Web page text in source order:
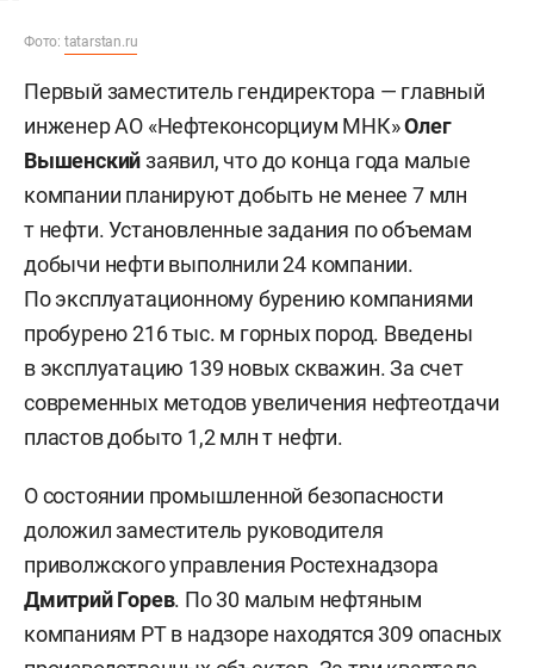
Фото: tatarstan.ru
Первый заместитель гендиректора — главный
инженер АО «Нефтеконсорциум МНК»Олег
Вышенскийзаявил, что до конца года малые
компании планируют добыть не менее 7 млн
т нефти. Установленные задания по объемам
добычи нефти выполнили 24 компании.
По эксплуатационному бурению компаниями
пробурено 216 тыс. м горных пород. Введены
в эксплуатацию 139 новых скважин. За счет
современных методов увеличения нефтеотдачи
пластов добыто 1,2 млн т нефти.
О состоянии промышленной безопасности
доложил заместитель руководителя
приволжского управления Ростехнадзора
Дмитрий Горев. По 30 малым нефтяным
компаниям РТ в надзоре находятся 309 опасных